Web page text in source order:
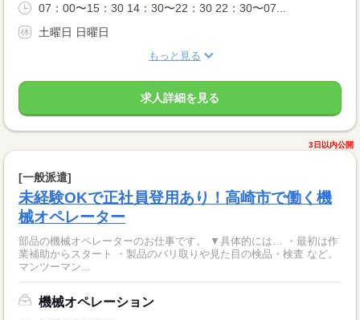
07：00〜15：30 14：30〜22：30 22：30〜07...
土曜日 日曜日
もっと見る
求人詳細を見る
3日以内公開
[一般派遣]
未経験OKで正社員登用あり！高崎市で働く機
械オペレーター
部品の機械オペレーターのお仕事です。 ▼具体的には… ・最初は作
業補助からスタート ・製品のバリ取りや見た目の検品・検査 など。
マンツーマン...
機械オペレーション